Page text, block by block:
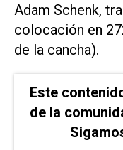
Adam Schenk,
colocación en
de la cancha).
Este
de la